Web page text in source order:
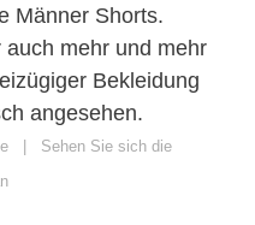
Männer Shorts.
mehr und mehr
Bekleidung
angesehen.
| Sehen Sie sich die